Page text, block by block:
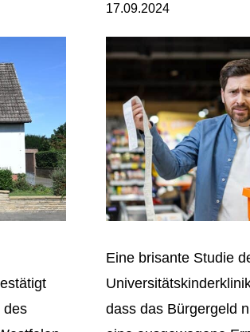
des
17.09.2024
Eine brisante Studie
dass das Bürgergeld